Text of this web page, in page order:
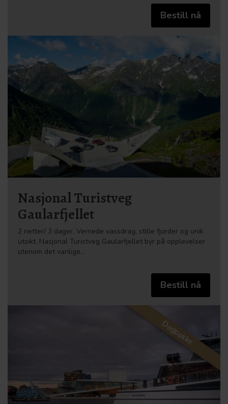
Bestill nå
Nasjonal Turistveg
Gaularfjellet
2 netter/ 3 dager. Vernede vassdrag, stille fjorder og unik
utsikt. Nasjonal Turistveg Gaularfjellet byr på opplevelser
utenom det vanlige…
Bestill nå
Dagpakke